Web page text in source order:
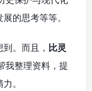
的思考等等。
。而且， 比灵
我整理资料，提
。